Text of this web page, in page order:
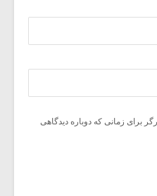
برای زمانی که دوباره دیدگاهی